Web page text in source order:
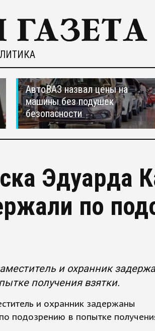
АвтоВАЗ назвал цены на
машины без подушек
безопасности
Эдуарда
по
и охранник
получения взятки.
и охранник задержаны
подозрению в попытке